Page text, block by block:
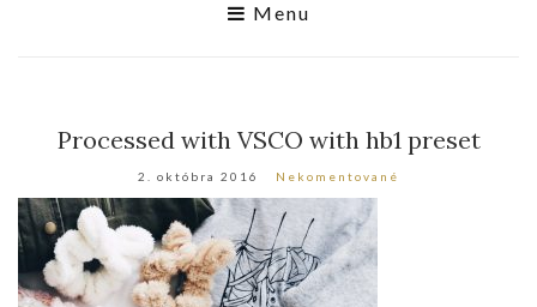
Menu
Processed with VSCO with hb1 preset
2. októbra 2016 Nekomentované